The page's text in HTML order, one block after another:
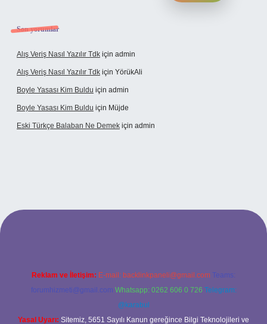
Son yorumlar
Alış Veriş Nasıl Yazılır Tdk için admin
Alış Veriş Nasıl Yazılır Tdk için YörükAli
Boyle Yasası Kim Buldu için admin
Boyle Yasası Kim Buldu için Müjde
Eski Türkçe Balaban Ne Demek için admin
Reklam ve İletişim: E-mail: backlinkpaneli@gmail.com Teams:
forumhizmeti@gmail.com Whatsapp: 0262 606 0 726 Telegram:
@karabul
Yasal Uyarı: Sitemiz, 5651 Sayılı Kanun gereğince Bilgi Teknolojileri ve